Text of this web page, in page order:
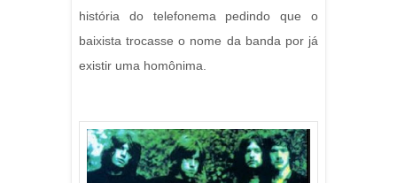
história do telefonema pedindo que o
baixista trocasse o nome da banda por já
existir uma homônima.